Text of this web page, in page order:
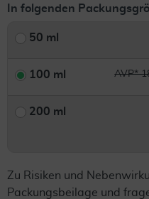
In folgenden
50 ml
100 ml AVP*
200 ml
Zu Risiken und
Packungsbeilage und